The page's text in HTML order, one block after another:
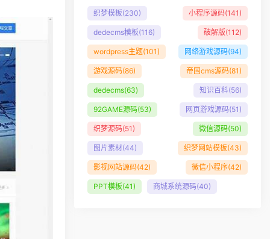
织梦模板(230) 小程序源码(141)
dedecms模板(116) 破解版(112)
wordpress主题(101) 网络游戏源码(94)
游戏源码(86) 帝国cms源码(81)
dedecms(63) 知识百科(56)
92GAME源码(53) 网页游戏源码(51)
织梦源码(51) 微信源码(50)
图片素材(44) 织梦网站模板(43)
影视网站源码(42) 微信小程序(42)
PPT模板(41) 商城系统源码(40)